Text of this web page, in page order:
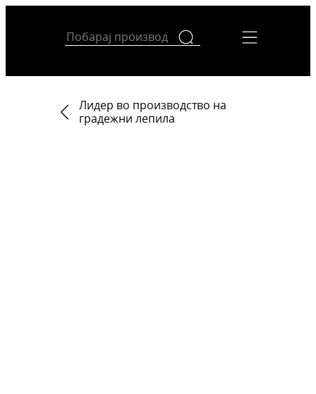
Лидер во производство на
градежни лепила